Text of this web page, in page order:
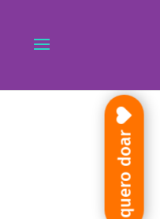
quero doar